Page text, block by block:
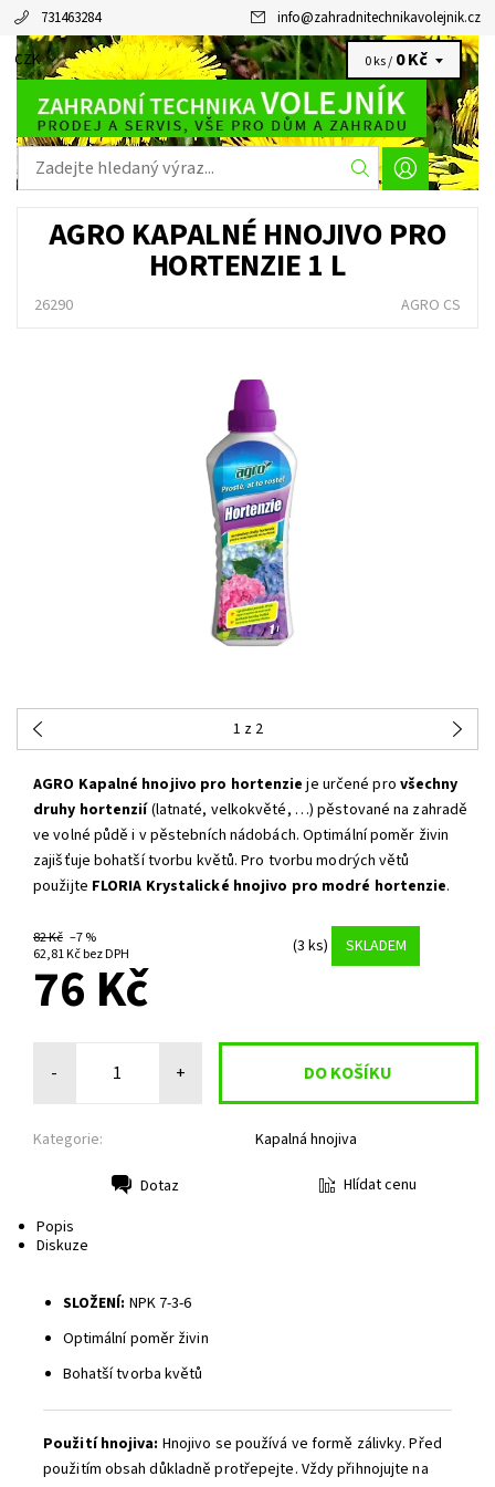
731463284 info@zahradnitechnikavolejnik.cz
CZK 0 ks / 0 Kč
AGRO KAPALNÉ HNOJIVO PRO
HORTENZIE 1 L
26290 AGRO CS
1 z 2
AGRO Kapalné hnojivo pro hortenzie je určené pro všechny
druhy hortenzií(latnaté, velkokvěté, …) pěstované na zahradě
ve volné půdě i v pěstebních nádobách. Optimální poměr živin
zajišťuje bohatší tvorbu květů. Pro tvorbu modrých větů
použijte FLORIA Krystalické hnojivo pro modré hortenzie.
82 Kč –7 %
62,81 Kč bez DPH
(3 ks) SKLADEM
76 Kč
- +
Kategorie: Kapalná hnojiva
Dotaz
Hlídat cenu
Popis
Diskuze
SLOŽENÍ: NPK 7-3-6
Optimální poměr živin
Bohatší tvorba květů
Použití hnojiva: Hnojivo se používá ve formě zálivky. Před
použitím obsah důkladně protřepejte. Vždy přihnojujte na